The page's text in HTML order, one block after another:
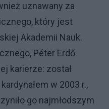
uznawany za
który jest
Akademii Nauk.
Péter Erdő
karierze: został
w 2003 r.,
go najmłodszym